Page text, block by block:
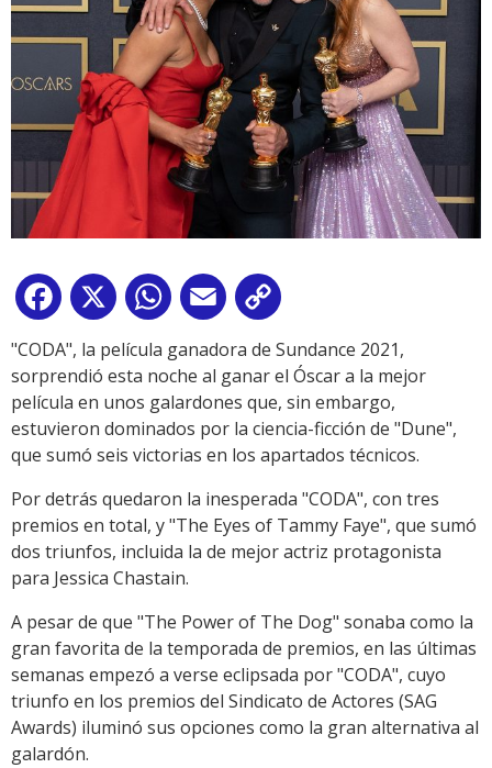
Facebook
X WhatsApp
Email
Link
"CODA", la película ganadora de Sundance 2021,
sorprendió esta noche al ganar el Óscar a la mejor
película en unos galardones que, sin embargo,
estuvieron dominados por la ciencia-ficción de "Dune",
que sumó seis victorias en los apartados técnicos.
Por detrás quedaron la inesperada "CODA", con tres
premios en total, y "The Eyes of Tammy Faye", que sumó
dos triunfos, incluida la de mejor actriz protagonista
para Jessica Chastain.
A pesar de que "The Power of The Dog" sonaba como la
gran favorita de la temporada de premios, en las últimas
semanas empezó a verse eclipsada por "CODA", cuyo
triunfo en los premios del Sindicato de Actores (SAG
Awards) iluminó sus opciones como la gran alternativa al
galardón.